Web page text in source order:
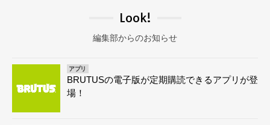
Look!
編集部からのお知らせ
アプリ
BRUTUSの電子版が定期購読できるアプリが登
場！